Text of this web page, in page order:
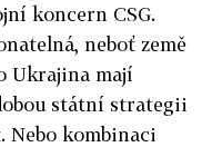
koncern CSG.
neboť země
Ukrajina mají
státní strategii
Nebo kombinaci